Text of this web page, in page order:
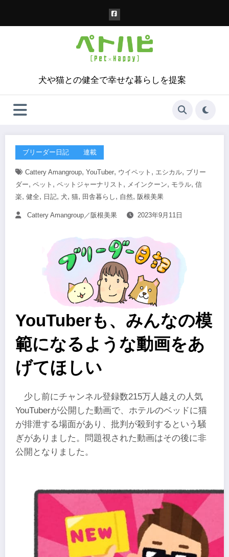
犬や猫との健全で幸せな暮らしを提案
ブリーダー日記 連載
Cattery Amangroup, YouTuber, ウイペット , エシカル, ブリー
ダー, ペット , ペットジャーナリスト , メインクーン, モラル, 信
楽, 健全, 日記, 犬, 猫, 田舎暮らし , 自然, 阪根美果
Cattery Amangroup／阪根美果 2023年9月11日
YouTuberも、みんなの模
範になるような動画をあ
げてほしい
少し前にチャンネル登録数215万人越えの人気
YouTuberが公開した動画で、ホテルのベッドに猫
が排泄する場面があり、批判が殺到するという騒
ぎがありました。問題視された動画はその後に非
公開となりました。